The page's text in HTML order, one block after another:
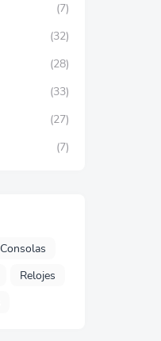
(7)
(32)
(28)
(33)
(27)
(7)
Consolas
Relojes